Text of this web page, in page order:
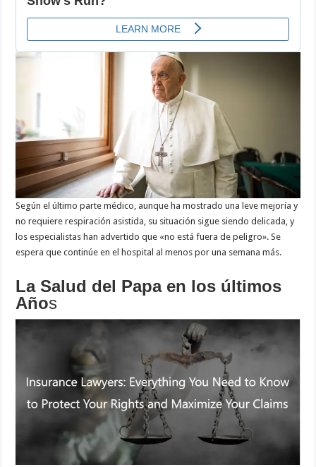
Según el último parte médico, aunque ha mostrado una leve mejoría y
no requiere respiración asistida, su situación sigue siendo delicada, y
los especialistas han advertido que «no está fuera de peligro». Se
espera que continúe en el hospital al menos por una semana más.
La Salud del Papa en los últimos
Años